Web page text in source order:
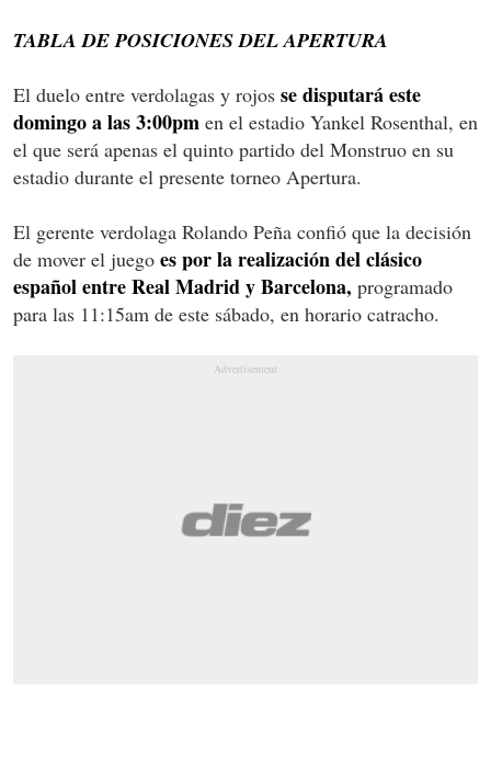
TABLA DE POSICIONES DEL APERTURA
El duelo entre verdolagas y rojos se disputará este
domingo a las 3:00pm en el estadio Yankel Rosenthal, en
el que será apenas el quinto partido del Monstruo en su
estadio durante el presente torneo Apertura.
El gerente verdolaga Rolando Peña confió que la decisión
de mover el juego es por la realización del clásico
español entre Real Madrid y Barcelona, programado
para las 11:15am de este sábado, en horario catracho.